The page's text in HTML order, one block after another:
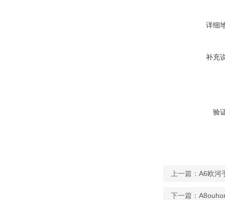
详细
补充
验
上一篇： A6欧河
下一篇：